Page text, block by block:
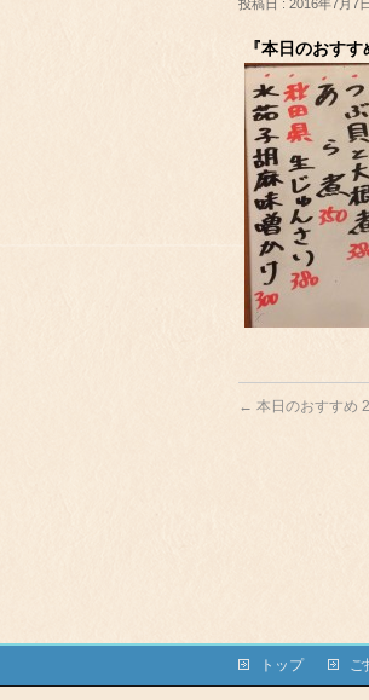
投稿日 : 2016年7月7日
『本日のおすす
← 本日のおすすめ
トップ ご